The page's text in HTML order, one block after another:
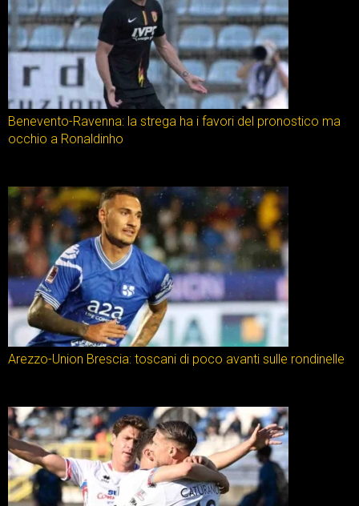
Benevento-Ravenna: la strega ha i favori del pronostico ma
occhio a Ronaldinho
Arezzo-Union Brescia: toscani di poco avanti sulle rondinelle